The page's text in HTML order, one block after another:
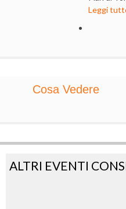
Leggi
Cosa Vedere
ALTRI EVENTI